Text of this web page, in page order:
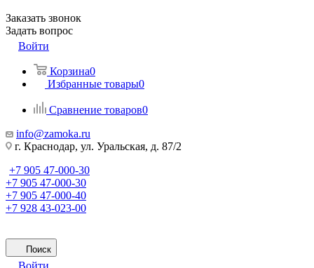
Заказать звонок
Задать вопрос
Войти
Корзина0
Избранные товары0
Сравнение товаров0
info@zamoka.ru
г. Краснодар, ул. Уральская, д. 87/2
+7 905 47-000-30
+7 905 47-000-30
+7 905 47-000-40
+7 928 43-023-00
Поиск